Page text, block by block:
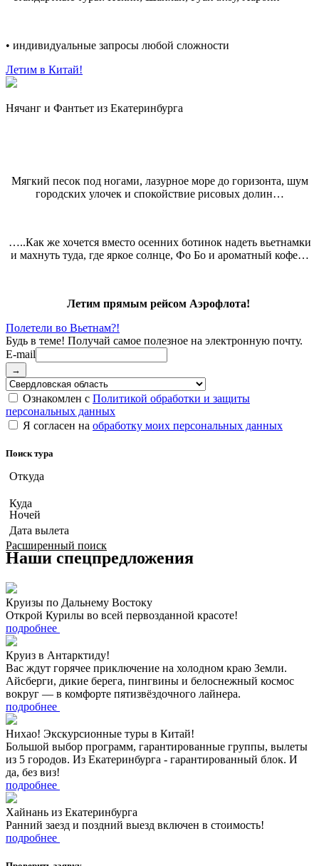
• индивидуальные запросы любой сложности
Летим в Китай!
Нячанг и Фантьет из Екатеринбурга
Мягкий песок под ногами, лазурное море до горизонта, шум
городских улочек и спокойствие рисовых долин…
…..Как же хочется вместо осенних ботинок надеть вьетнамки
и махнуть туда, где яркое солнце, Фо Бо и ароматный кофе…
Летим прямым рейсом Аэрофлота!
Полетели во Вьетнам?!
E-mail
→
Ознакомлен с Политикой обработки и защиты
персональных данных
Я согласен на обработку моих персональных данных
Поиск тура
Откуда
Куда
Дата вылета
Ночей
Расширенный поиск
Наши спецпредложения
Круизы по Дальнему Востоку
Открой Курилы во всей первозданной красоте!
подробнее
Круиз в Антарктиду!
Вас ждут горячее приключение на холодном краю Земли.
Айсберги, дикие берега, пингвины и белоснежный космос
вокруг — в комфорте пятизвёздочного лайнера.
подробнее
Нихао! Экскурсионные туры в Китай!
Большой выбор программ, гарантированные группы, вылеты
из 5 городов. Из Екатеринбурга - гарантированный блок. И
да, без виз!
подробнее
Хайнань из Екатеринбурга
Ранний заезд и поздний выезд включен в стоимость!
подробнее